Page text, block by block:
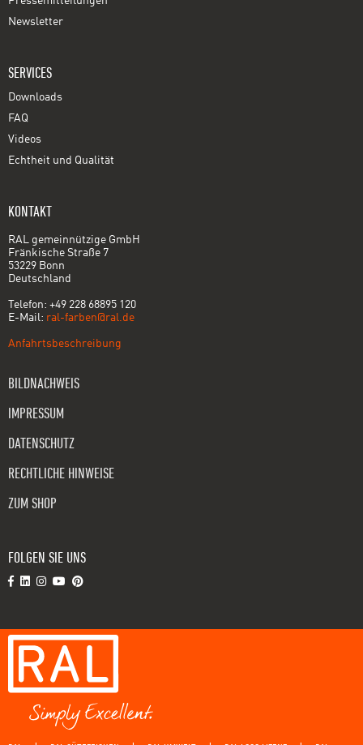
Newsletter
SERVICES
Downloads
FAQ
Videos
Echtheit und Qualität
KONTAKT
RAL gemeinnützige GmbH
Fränkische Straße 7
53229 Bonn
Deutschland
Telefon: +49 228 68895 120
E-Mail: ral-farben@ral.de
Anfahrtsbeschreibung
BILDNACHWEIS
IMPRESSUM
DATENSCHUTZ
RECHTLICHE HINWEISE
ZUM SHOP
FOLGEN SIE UNS